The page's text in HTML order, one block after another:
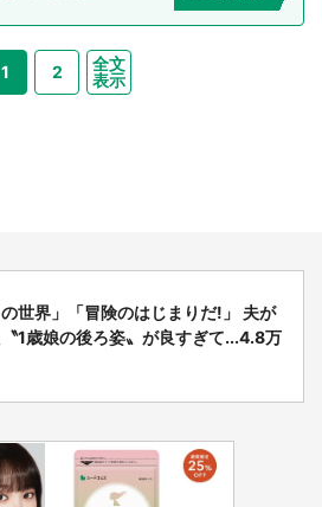
1 2
全文
表示
の世界」「冒険のはじまりだ!」 夫が
1歳娘の後ろ姿〟が良すぎて...4.8万